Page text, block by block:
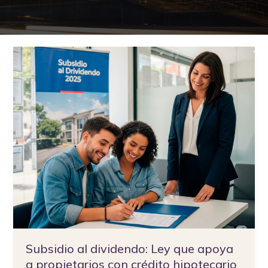
Subsidio al dividendo: Ley que apoya
a propietarios con crédito hipotecario
Subsidio
al
dividendo:
Ley
que
apoya
a
propietarios
con
crédito
hipotecario